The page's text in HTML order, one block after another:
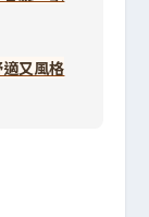
又風格